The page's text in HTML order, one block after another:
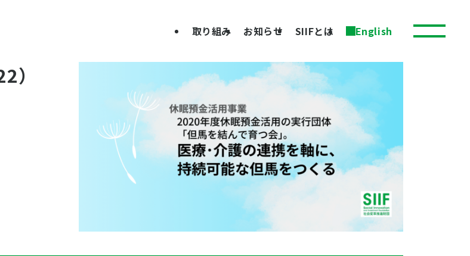
取り組み お知らせ SIIFとは English
）